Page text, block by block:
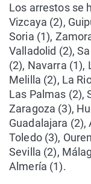
Los arrestos se
Vizcaya (2),
Soria (1),
Valladolid (2),
(2), Navarra (1),
Melilla (2), La
Las Palmas (2),
Zaragoza (3),
Guadalajara (2),
Toledo (3),
Sevilla (2),
Almería (1).